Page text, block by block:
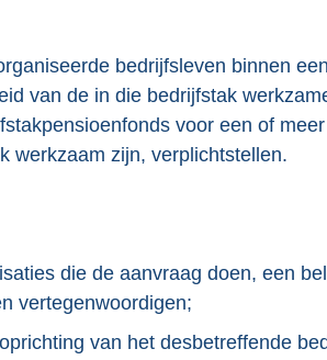
bedrijfsleven binnen
van de in die bedrijfstak
voor een of
werkzaam zijn, verplichtstellen.
die de aanvraag doen, een
vertegenwoordigen;
van het desbetreffende